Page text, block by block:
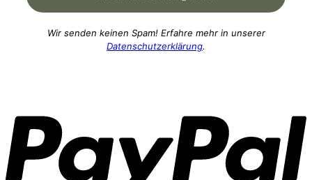
Wir senden keinen Spam! Erfahre mehr in unserer
Datenschutzerklärung.